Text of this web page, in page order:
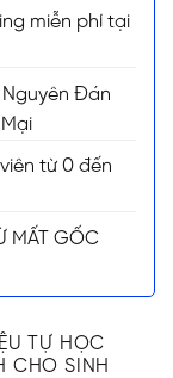
miễn phí tại
Nguyên Đán
từ 0 đến
MẤT GỐC
TỰ HỌC
CHO SINH